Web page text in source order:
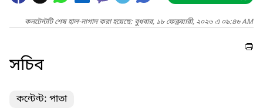
কনটেন্টটি শেষ হাল-নাগাদ করা হয়েছে: বুধবার, ১৮ ফেব্রুয়ারী, ২০২৬ এ ০৯:৪৬ AM
সচিব
কন্টেন্ট: পাতা